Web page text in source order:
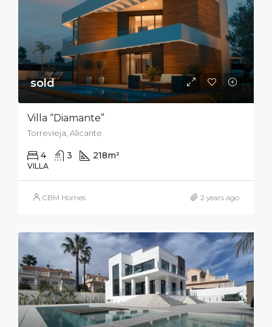
sold
Villa “Diamante”
Torrevieja, Alicante
4 3 218m²
VILLA
CBM Homes 2 years ago